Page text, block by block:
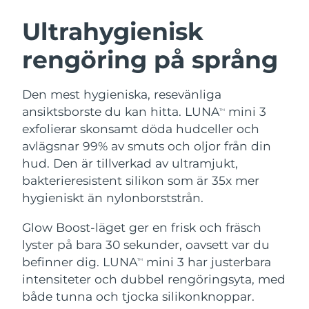
Ultrahygienisk
rengöring på språng
Den mest hygieniska, resevänliga
ansiktsborste du kan hitta. LUNATM
mini 3
exfolierar skonsamt döda hudceller och
avlägsnar 99% av smuts och oljor från din
hud. Den är tillverkad av ultramjukt,
bakterieresistent silikon som är 35x mer
hygieniskt än nylonborststrån.
Glow Boost-läget ger en frisk och fräsch
lyster på bara 30 sekunder, oavsett var du
befinner dig. LUNATM
mini 3 har justerbara
intensiteter och dubbel rengöringsyta, med
både tunna och tjocka silikonknoppar.
LUNA™ 4-paket
Anti-aging massage
LUNA™ 4 Plus
Massage, LED heating
LUNA™ 4 Men
For men, anti-aging massage
BEAR™ 2-paket
Microcurrent toning
BEAR™ 2 go
Microcurrent toning on-the-go
BEAR™ 2 eyes & lips
Microcurrent line smoothing device
Återfuktning
UFO™ 3-paket
Deep facial hydration
UFO™ 3 LED
Near-infrared and red light therapy
device
Munvård
issa™ 4
Hybrid silicone sonic toothbrush
issa™ 4 plus
Smart hybrid silicone sonic toothbrush
FAQ™ ANTI-AGING-BEHANDLING
Anti-aging LED-behandlingar
NEW
Österrike Förväntad leverans
Bahrain Förväntad leverans8/13/26
Belgien
Bermuda Förväntad leverans8/18/26
Bosnien och
Hercegovina
Förväntad leverans
Brunei Förväntad leverans
Bulgarien Förväntad leverans8/12/26
Kanada Förväntad leverans8/16/26
Chile Förväntad leverans